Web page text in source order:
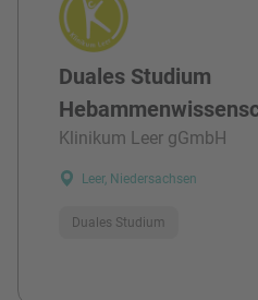
Duales Studium
Klinikum Leer gGmbH
Leer, Niedersachsen
Duales Studium